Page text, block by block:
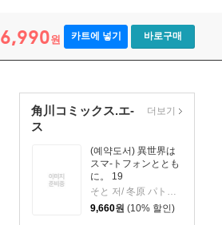
6,990원 카트에 넣기 바로구매
角川コミックス.エ-
ス
(예약도서) 異世界は
スマ-トフォンととも
に。 19
そと 저/ 冬原 パトラ 원작
9,660원 (10% 할인)
더보기